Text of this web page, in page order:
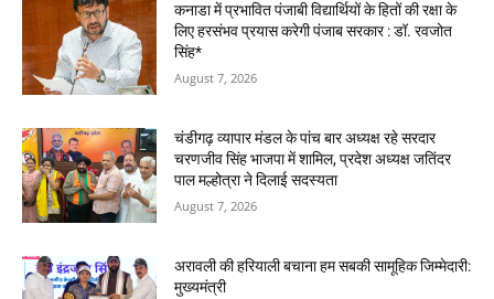
कनाडा में प्रभावित पंजाबी विद्यार्थियों के हितों की रक्षा के
लिए हरसंभव प्रयास करेगी पंजाब सरकार : डॉ. रवजोत
सिंह*
August 7, 2026
चंडीगढ़ व्यापार मंडल के पांच बार अध्यक्ष रहे सरदार
चरणजीव सिंह भाजपा में शामिल, प्रदेश अध्यक्ष जतिंदर
पाल मल्होत्रा ने दिलाई सदस्यता
August 7, 2026
अरावली की हरियाली बचाना हम सबकी सामूहिक जिम्मेदारी:
मुख्यमंत्री